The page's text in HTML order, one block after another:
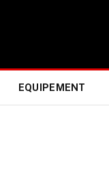
EQUIPEMENT